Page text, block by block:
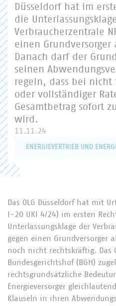
Düsseldorf hat im
die
Verbraucherzentrale
einen Grundversorger
Danach darf der
seinen
regeln, dass bei nicht
oder vollständiger
Gesamtbetrag sofort
wird.
11.11.24
ENERGIEVERTRIEB UND
Das OLG Düsseldorf hat mit
I-20 UKI 4/24) im ersten
Unterlassungsklage der
gegen einen Grundversorger
noch nicht rechtskräftig. Das
Bundesgerichtshof (BGH)
rechtsgrundsätzliche
Energieversorger
Klauseln in ihren